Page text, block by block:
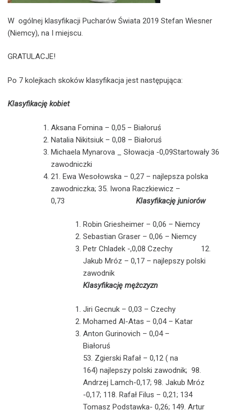
W ogólnej klasyfikacji Pucharów Świata 2019 Stefan Wiesner
(Niemcy), na I miejscu.
GRATULACJE!
Po 7 kolejkach skoków klasyfikacja jest następująca:
Klasyfikację kobiet
Aksana Fomina – 0,05 – Białoruś
Natalia Nikitsiuk – 0,08 – Białoruś
Michaela Mynarova _ Słowacja -0,09Startowały 36
zawodniczki
21. Ewa Wesołowska – 0,27 – najlepsza polska
zawodniczka; 35. Iwona Raczkiewicz –
0,73 Klasyfikację juniorów
Robin Griesheimer – 0,06 – Niemcy
Sebastian Graser – 0,06 – Niemcy
Petr Chladek -,0,08 Czechy 12.
Jakub Mróz – 0,17 – najlepszy polski
zawodnik
Klasyfikację mężczyzn
Jiri Gecnuk – 0,03 – Czechy
Mohamed Al-Atas – 0,04 – Katar
Anton Gurinovich – 0,04 –
53. Zgierski Rafał – 0,12 ( na
164) najlepszy polski zawodnik; 98.
Andrzej Lamch-0,17; 98. Jakub Mróz
-0,17; 118. Rafał Filus – 0,21; 134
Tomasz Podstawka- 0,26; 149. Artur